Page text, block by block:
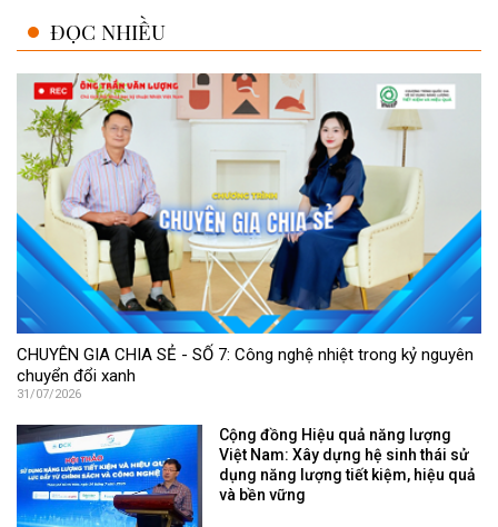
ĐỌC NHIỀU
CHUYÊN GIA CHIA SẺ - SỐ 7: Công nghệ nhiệt trong kỷ nguyên
chuyển đổi xanh
31/07/2026
Cộng đồng Hiệu quả năng lượng
Việt Nam: Xây dựng hệ sinh thái sử
dụng năng lượng tiết kiệm, hiệu quả
và bền vững